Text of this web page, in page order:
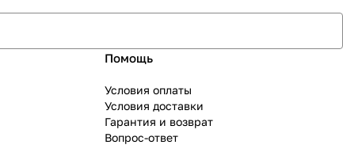
Помощь
Условия оплаты
Условия доставки
Гарантия и возврат
Вопрос-ответ